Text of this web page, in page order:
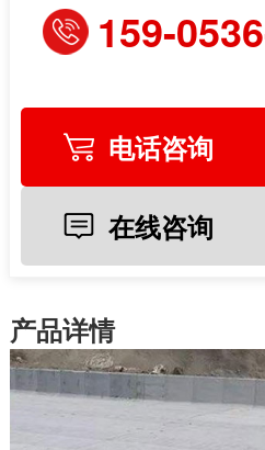
159-
电话咨询
在线咨询
产品详情